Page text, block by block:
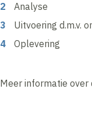
Analyse
Uitvoering d.m.v.
Oplevering
Meer informatie over